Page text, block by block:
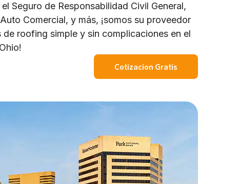
Seguro de Responsabilidad Civil General,
Comercial, y más, ¡somos su proveedor
de roofing simple y sin complicaciones en el
Cotizacion Gratis